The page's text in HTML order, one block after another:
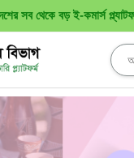
সব থেকে বড় ই-কমার্স